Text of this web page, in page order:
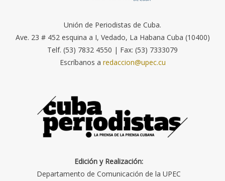
Unión de Periodistas de Cuba.
Ave. 23 # 452 esquina a I, Vedado, La Habana Cuba (10400)
Telf. (53) 7832 4550 | Fax: (53) 7333079
Escríbanos a redaccion@upec.cu
Edición y Realización:
Departamento de Comunicación de la UPEC